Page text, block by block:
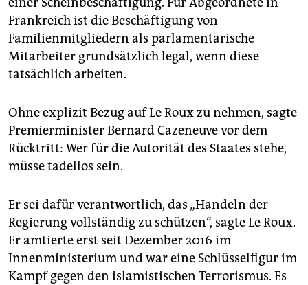
Frankreich ist die Beschäftigung von
Familienmitgliedern als parlamentarische
Mitarbeiter grundsätzlich legal, wenn diese
tatsächlich arbeiten.
Ohne explizit Bezug auf Le Roux zu nehmen, sagte
Premierminister Bernard Cazeneuve vor dem
Rücktritt: Wer für die Autorität des Staates stehe,
müsse tadellos sein.
Er sei dafür verantwortlich, das „Handeln der
Regierung vollständig zu schützen“, sagte Le Roux.
Er amtierte erst seit Dezember 2016 im
Innenministerium und war eine Schlüsselfigur im
Kampf gegen den islamistischen Terrorismus. Es